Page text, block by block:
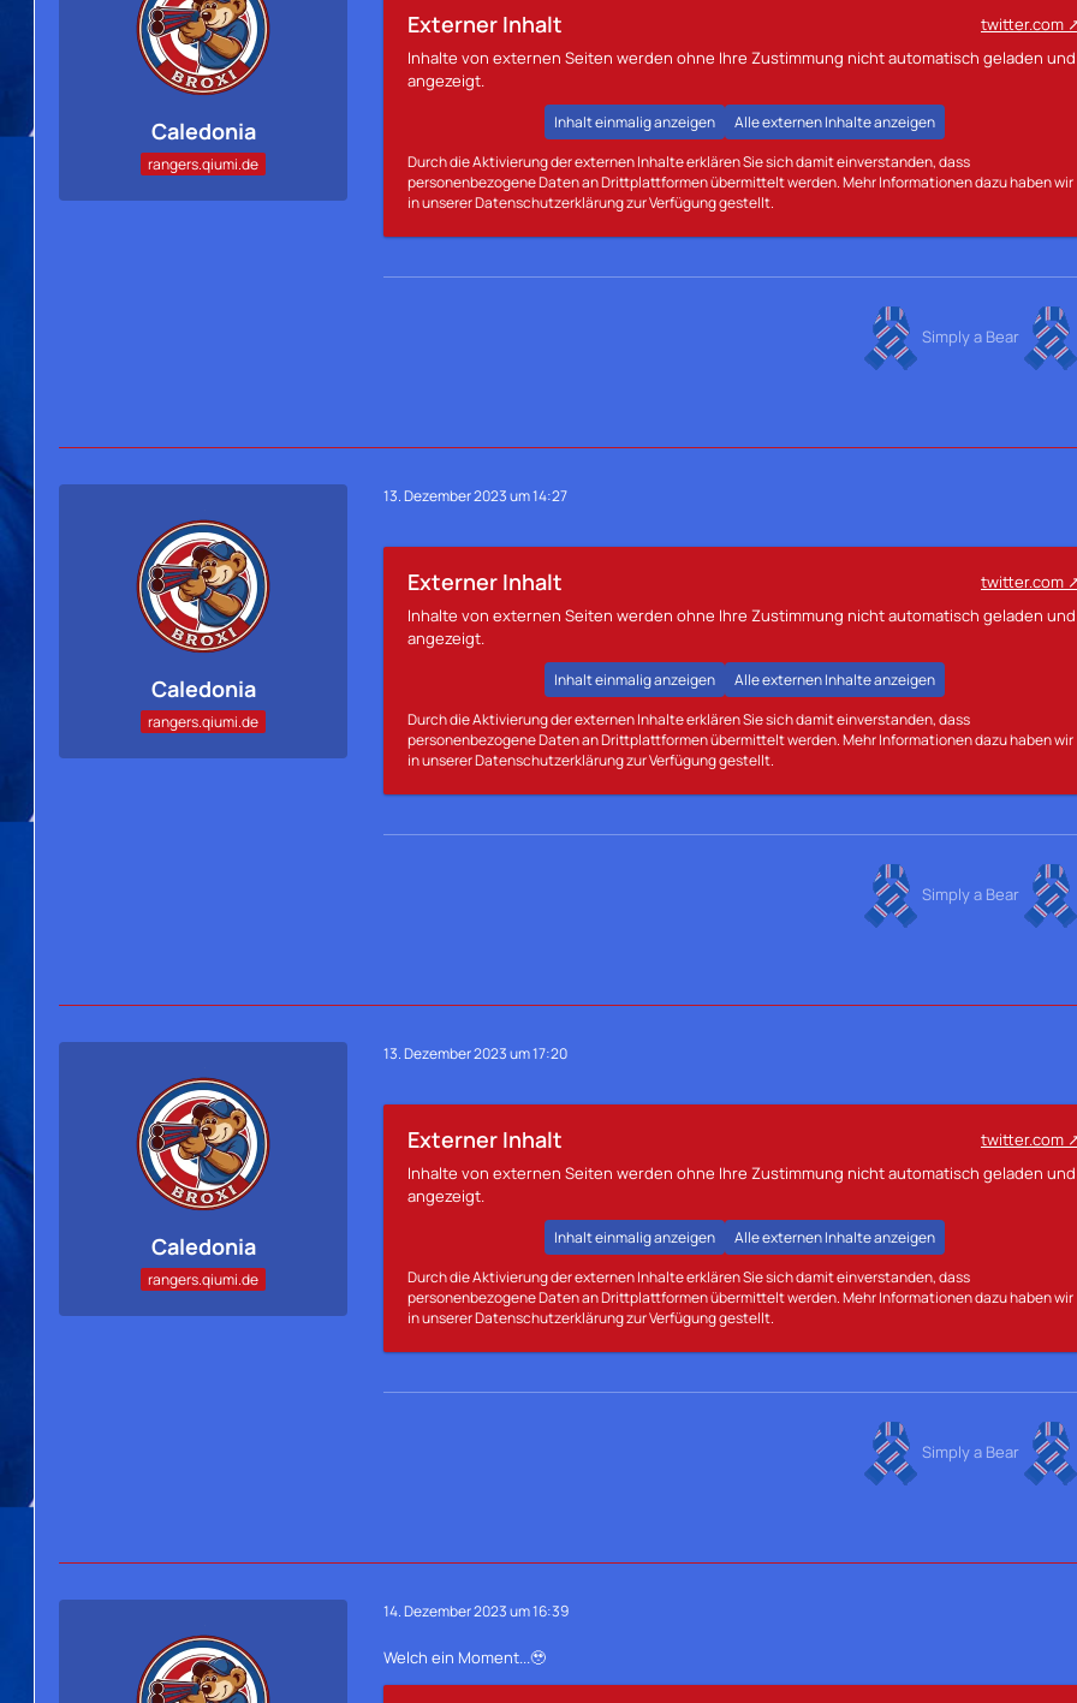
Caledonia
rangers.qiumi.de
Externer Inhalt
twitter.com
Inhalte von externen Seiten werden ohne Ihre Zustimmung nicht automatisch geladen und
angezeigt.
Inhalt einmalig anzeigen
Alle externen Inhalte anzeigen
Durch die Aktivierung der externen Inhalte erklären Sie sich damit einverstanden, dass
personenbezogene Daten an Drittplattformen übermittelt werden. Mehr Informationen dazu haben wir
in unserer Datenschutzerklärung zur Verfügung gestellt.
Simply a Bear
Caledonia
rangers.qiumi.de
13. Dezember 2023 um 14:27
Externer Inhalt
twitter.com
Inhalte von externen Seiten werden ohne Ihre Zustimmung nicht automatisch geladen und
angezeigt.
Inhalt einmalig anzeigen
Alle externen Inhalte anzeigen
Durch die Aktivierung der externen Inhalte erklären Sie sich damit einverstanden, dass
personenbezogene Daten an Drittplattformen übermittelt werden. Mehr Informationen dazu haben wir
in unserer Datenschutzerklärung zur Verfügung gestellt.
Simply a Bear
Caledonia
rangers.qiumi.de
13. Dezember 2023 um 17:20
Externer Inhalt
twitter.com
Inhalte von externen Seiten werden ohne Ihre Zustimmung nicht automatisch geladen und
angezeigt.
Inhalt einmalig anzeigen
Alle externen Inhalte anzeigen
Durch die Aktivierung der externen Inhalte erklären Sie sich damit einverstanden, dass
personenbezogene Daten an Drittplattformen übermittelt werden. Mehr Informationen dazu haben wir
in unserer Datenschutzerklärung zur Verfügung gestellt.
Simply a Bear
14. Dezember 2023 um 16:39
Welch ein Moment...🥹